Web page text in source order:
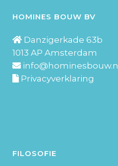
HOMINES BOUW BV
Danzigerkade 63b
1013 AP Amsterdam
info@hominesbouw.nl
Privacyverklaring
FILOSOFIE